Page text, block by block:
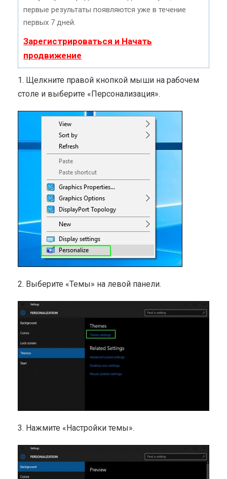
первые результаты появляются уже в течение
первых 7 дней.
Зарегистрироваться и Начать
продвижение
1. Щелкните правой кнопкой мыши на рабочем
столе и выберите «Персонализация».
2. Выберите «Темы» на левой панели.
3. Нажмите «Настройки темы».